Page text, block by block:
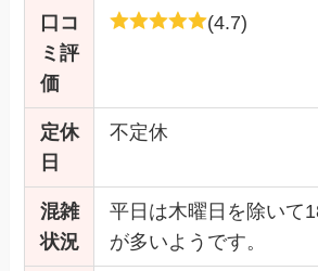
口コ
ミ評
価
(4.7)
定休
日
不定休
混雑
状況
平日は木曜日を除いて
が多いようです。